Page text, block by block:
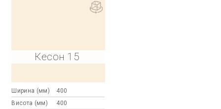
Кесон 15
Ширина (мм)
400
Висота (мм)
400